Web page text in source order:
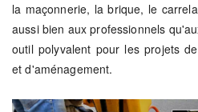
la maçonnerie, la brique, le
aussi bien aux professionnels
outil polyvalent pour les projets
et d'aménagement.